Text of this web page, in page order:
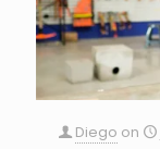
Diego on